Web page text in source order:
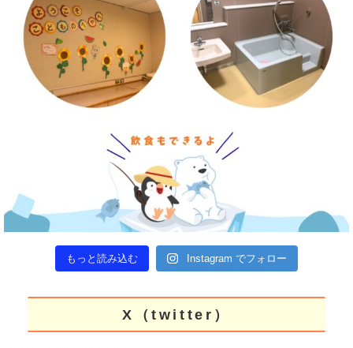
もっと読み込む Instagram でフォロー
X（twitter）